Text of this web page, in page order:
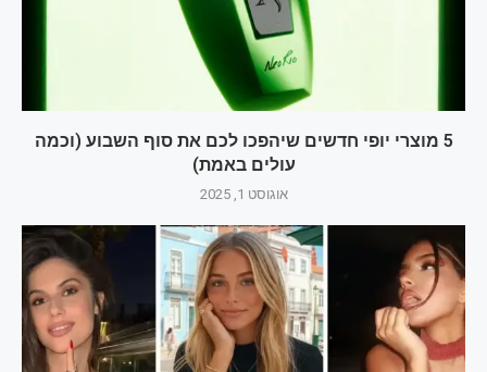
5 מוצרי יופי חדשים שיהפכו לכם את סוף השבוע (וכמה
עולים באמת)
אוגוסט 1, 2025